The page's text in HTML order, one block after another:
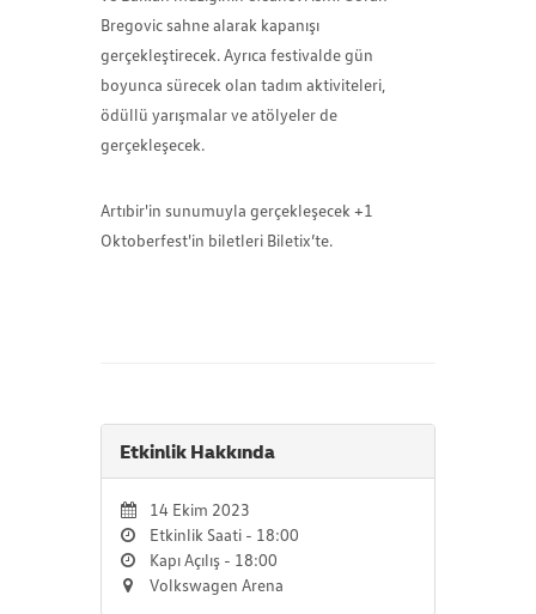
Bregovic sahne alarak kapanışı
gerçekleştirecek. Ayrıca festivalde gün
boyunca sürecek olan tadım aktiviteleri,
ödüllü yarışmalar ve atölyeler de
gerçekleşecek.
Artıbir'in sunumuyla gerçekleşecek +1
Oktoberfest'in biletleri Biletix’te.
Etkinlik Hakkında
14 Ekim 2023
Etkinlik Saati - 18:00
Kapı Açılış - 18:00
Volkswagen Arena